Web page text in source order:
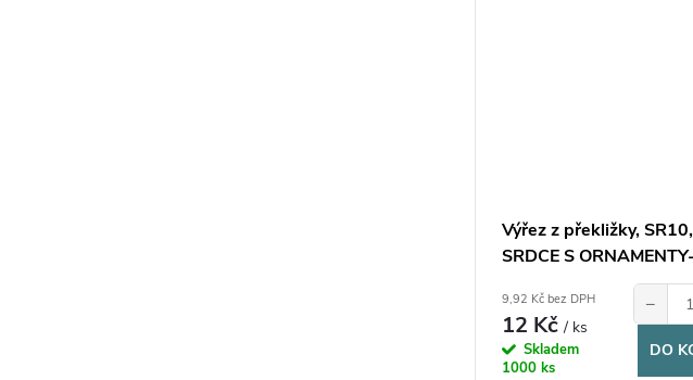
Výřez z překližky, SR10,
SRDCE S
9,92 Kč bez DPH
12 Kč/ ks
Skladem
1000 ks
−
DO